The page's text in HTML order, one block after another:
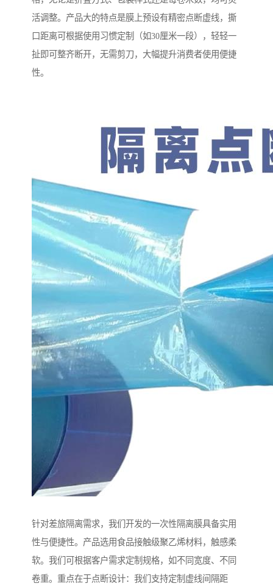
活调整。产品大的特点是膜上预设有精密点断虚线，撕
口距离可根据使用习惯定制（如30厘米一段），轻轻一
扯即可整齐断开，无需剪刀，大幅提升消费者使用便捷
性。
针对差旅隔离需求，我们开发的一次性隔离膜具备实用
性与便捷性。产品选用食品接触级聚乙烯材料，触感柔
软。我们可根据客户需求定制规格，如不同宽度、不同
卷重。重点在于点断设计：我们支持定制虚线间隔距